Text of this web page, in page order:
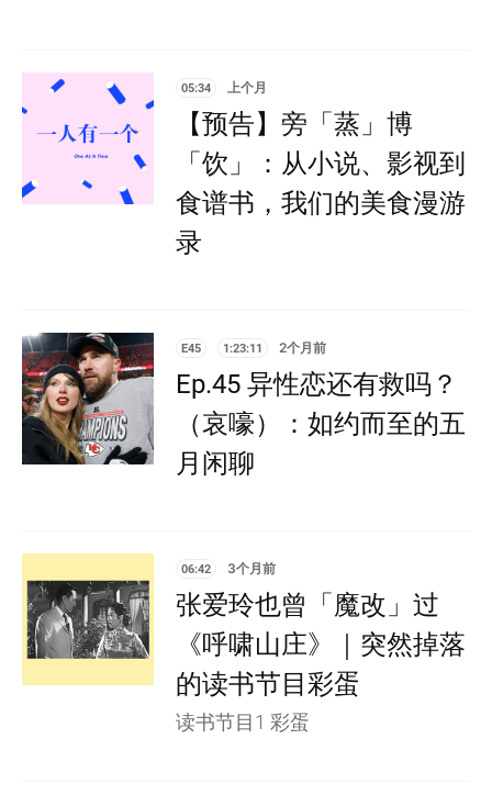
05:34 上个月
【预告】旁「蒸」博
「饮」：从小说、影视到
食谱书，我们的美食漫游
录
E45 1:23:11 2个月前
Ep.45 异性恋还有救吗？
（哀嚎）：如约而至的五
月闲聊
06:42 3个月前
张爱玲也曾「魔改」过
《呼啸山庄》｜突然掉落
的读书节目彩蛋
读书节目1 彩蛋